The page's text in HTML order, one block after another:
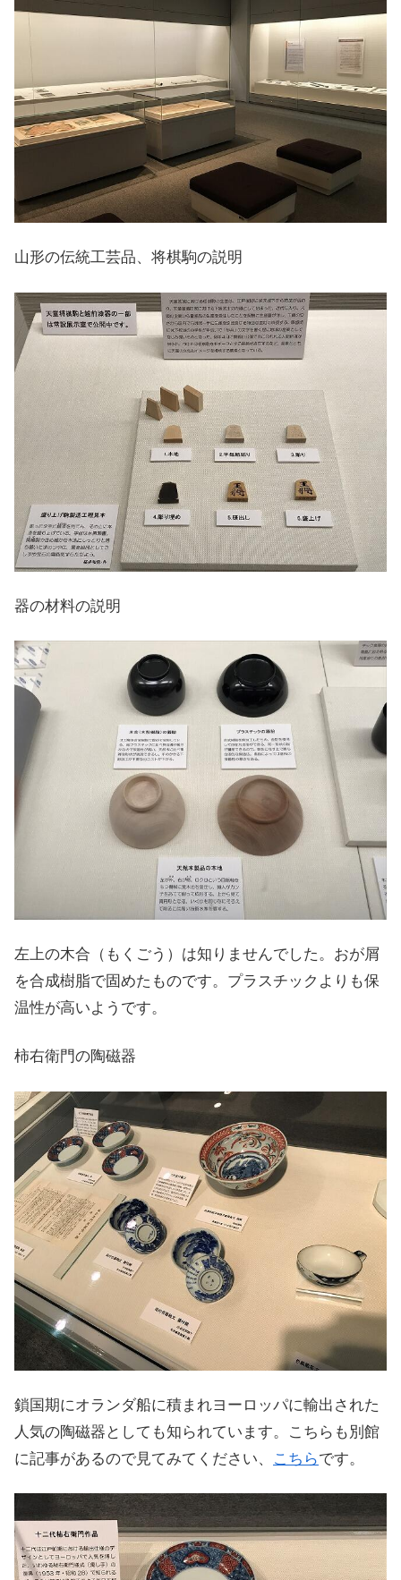
山形の伝統工芸品、将棋駒の説明
器の材料の説明
左上の木合（もくごう）は知りませんでした。おが屑
を合成樹脂で固めたものです。プラスチックよりも保
温性が高いようです。
柿右衛門の陶磁器
鎖国期にオランダ船に積まれヨーロッパに輸出された
人気の陶磁器としても知られています。こちらも別館
に記事があるので見てみてください、
こちらです。